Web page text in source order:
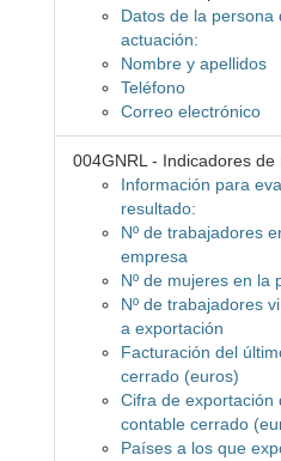
Datos de la persona
actuación:
Nombre y apellidos
Teléfono
Correo electrónico
004GNRL - Indicadores de
Información para
resultado:
Nº de trabajadores
empresa
Nº de mujeres en la
Nº de trabajadores
a exportación
Facturación del
cerrado (euros)
Cifra de exportación
contable cerrado
Países a los que